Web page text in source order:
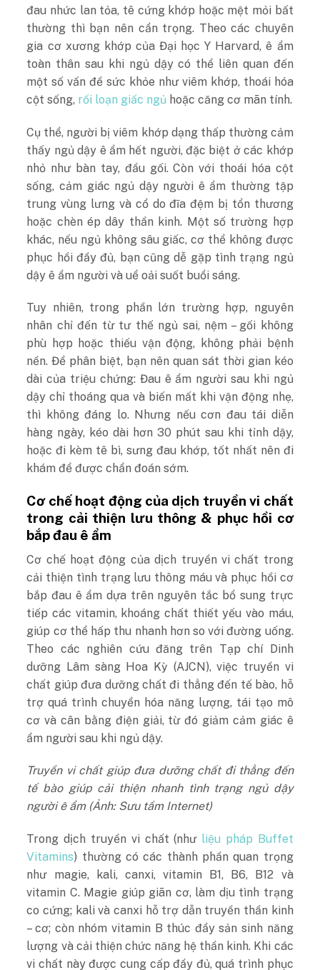
đau nhức lan tỏa, tê cứng khớp hoặc mệt mỏi bất
thường thì bạn nên cẩn trọng. Theo các chuyên
gia cơ xương khớp của Đại học Y Harvard, ê ẩm
toàn thân sau khi ngủ dậy có thể liên quan đến
một số vấn đề sức khỏe như viêm khớp, thoái hóa
cột sống, rối loạn giấc ngủ hoặc căng cơ mãn tính.
Cụ thể, người bị viêm khớp dạng thấp thường cảm
thấy ngủ dậy ê ẩm hết người, đặc biệt ở các khớp
nhỏ như bàn tay, đầu gối. Còn với thoái hóa cột
sống, cảm giác ngủ dậy người ê ẩm thường tập
trung vùng lưng và cổ do đĩa đệm bị tổn thương
hoặc chèn ép dây thần kinh. Một số trường hợp
khác, nếu ngủ không sâu giấc, cơ thể không được
phục hồi đầy đủ, bạn cũng dễ gặp tình trạng ngủ
dậy ê ẩm người và uể oải suốt buổi sáng.
Tuy nhiên, trong phần lớn trường hợp, nguyên
nhân chỉ đến từ tư thế ngủ sai, nệm – gối không
phù hợp hoặc thiếu vận động, không phải bệnh
nền. Để phân biệt, bạn nên quan sát thời gian kéo
dài của triệu chứng: Đau ê ẩm người sau khi ngủ
dậy chỉ thoáng qua và biến mất khi vận động nhẹ,
thì không đáng lo. Nhưng nếu cơn đau tái diễn
hàng ngày, kéo dài hơn 30 phút sau khi tỉnh dậy,
hoặc đi kèm tê bì, sưng đau khớp, tốt nhất nên đi
khám để được chẩn đoán sớm.
Cơ chế hoạt động của dịch truyền vi chất
trong cải thiện lưu thông & phục hồi cơ
bắp đau ê ẩm
Cơ chế hoạt động của dịch truyền vi chất trong
cải thiện tình trạng lưu thông máu và phục hồi cơ
bắp đau ê ẩm dựa trên nguyên tắc bổ sung trực
tiếp các vitamin, khoáng chất thiết yếu vào máu,
giúp cơ thể hấp thu nhanh hơn so với đường uống.
Theo các nghiên cứu đăng trên Tạp chí Dinh
dưỡng Lâm sàng Hoa Kỳ (AJCN), việc truyền vi
chất giúp đưa dưỡng chất đi thẳng đến tế bào, hỗ
trợ quá trình chuyển hóa năng lượng, tái tạo mô
cơ và cân bằng điện giải, từ đó giảm cảm giác ê
ẩm người sau khi ngủ dậy.
Truyền vi chất giúp đưa dưỡng chất đi thẳng đến
tế bào giúp cải thiện nhanh tình trạng ngủ dậy
người ê ẩm (Ảnh: Sưu tầm Internet)
Trong dịch truyền vi chất (nhưliệu pháp Buffet
Vitamins) thường có các thành phần quan trọng
như magie, kali, canxi, vitamin B1, B6, B12 và
vitamin C. Magie giúp giãn cơ, làm dịu tình trạng
co cứng; kali và canxi hỗ trợ dẫn truyền thần kinh
– cơ; còn nhóm vitamin B thúc đẩy sản sinh năng
lượng và cải thiện chức năng hệ thần kinh. Khi các
vi chất này được cung cấp đầy đủ, quá trình phục